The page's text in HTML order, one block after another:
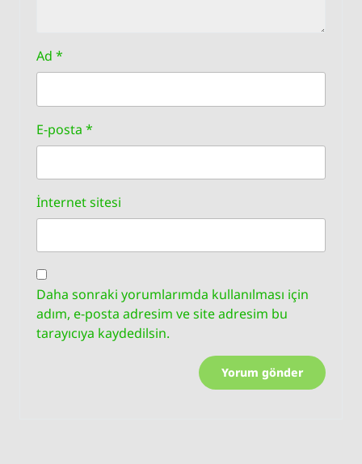
Ad *
E-posta *
İnternet sitesi
Daha sonraki yorumlarımda kullanılması için
adım, e-posta adresim ve site adresim bu
tarayıcıya kaydedilsin.